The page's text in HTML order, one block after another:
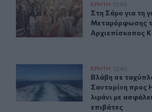
Στη Σάμο για τη γιορτή της
ΚΡΗΤΗ 12:56
Στη Σάμο για
Στη Σάμο για τη
Μεταμόρφωσης
Αρχιεπίσκοπος
Βλάβη σε ταχύπλοο από Σαντορίνη
ΚΡΗΤΗ 12:46
Βλάβη σε
Βλάβη σε
Σαντορίνη προς
λιμάνι με
επιβάτες